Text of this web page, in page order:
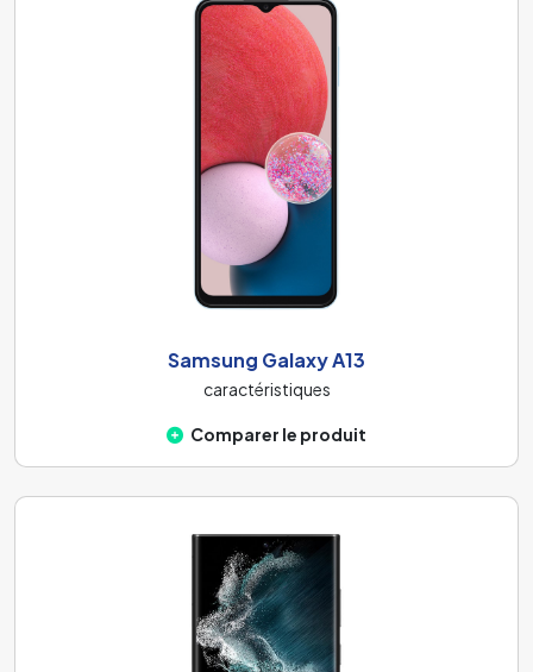
Samsung Galaxy A13
caractéristiques
Comparer le produit